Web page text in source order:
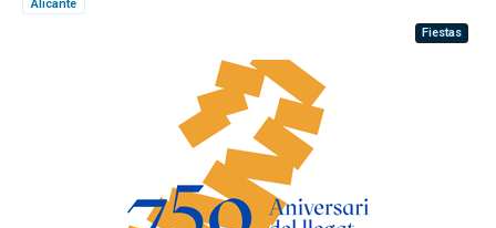
Alicante
Fiestas